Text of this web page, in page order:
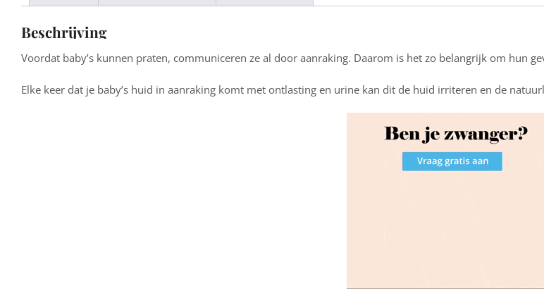
Beschrijving
Voordat baby’s kunnen praten, communiceren ze al door aanraking. Daarom is het zo belangrijk om hun
Elke keer dat je baby’s huid in aanraking komt met ontlasting en urine kan dit de huid irriteren en de